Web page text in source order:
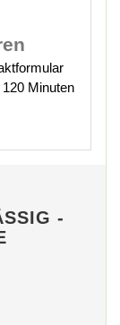
Minuten
-